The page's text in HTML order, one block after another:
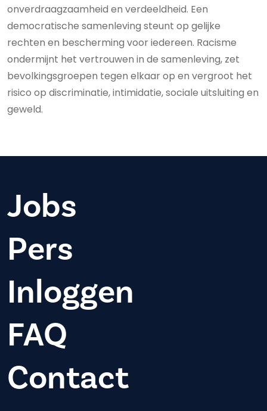
onverdraagzaamheid en verdeeldheid. Een
democratische samenleving steunt op gelijke
rechten en bescherming voor iedereen. Racisme
ondermijnt het vertrouwen in de samenleving, zet
bevolkingsgroepen tegen elkaar op en vergroot het
risico op discriminatie, intimidatie, sociale uitsluiting en
geweld.
Jobs
Pers
Inloggen
FAQ
Contact